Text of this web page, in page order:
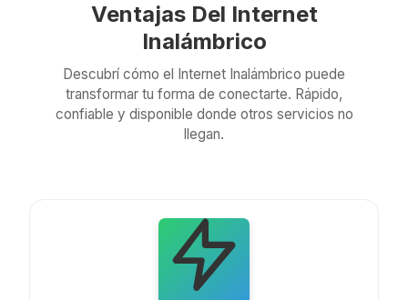
Ventajas Del Internet
Inalámbrico
Descubrí cómo el Internet Inalámbrico puede
transformar tu forma de conectarte. Rápido,
confiable y disponible donde otros servicios no
llegan.